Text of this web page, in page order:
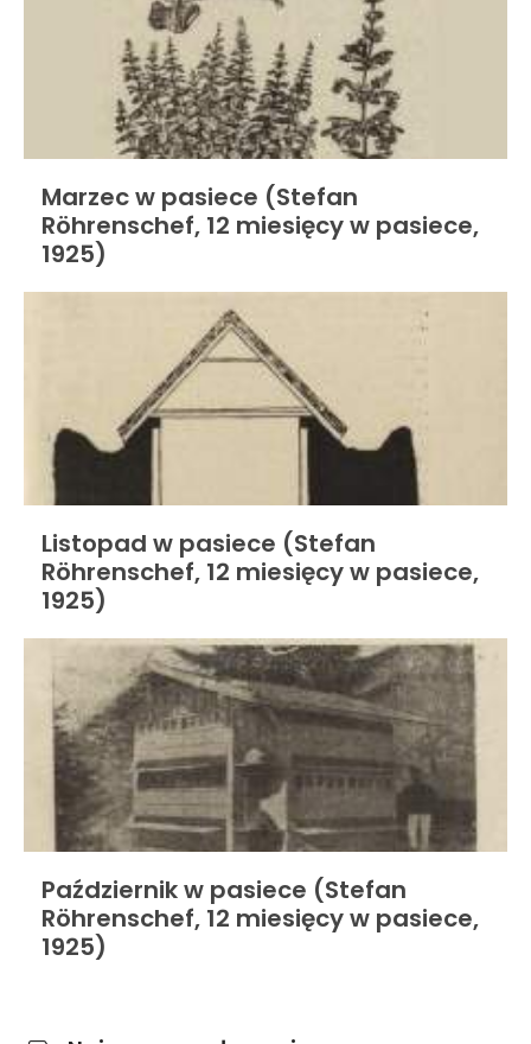
Marzec w pasiece (Stefan
Röhrenschef, 12 miesięcy w pasiece,
1925)
Listopad w pasiece (Stefan
Röhrenschef, 12 miesięcy w pasiece,
1925)
Październik w pasiece (Stefan
Röhrenschef, 12 miesięcy w pasiece,
1925)